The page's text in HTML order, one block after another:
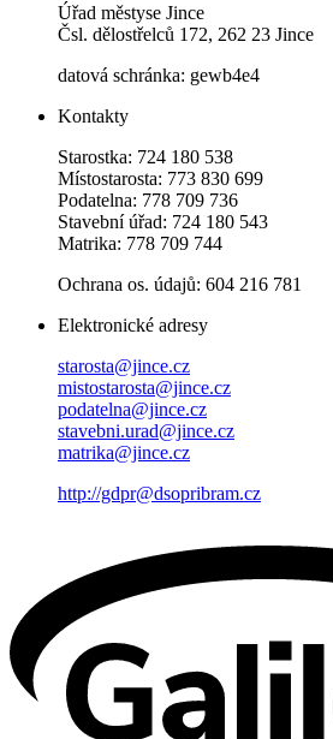
Úřad městyse Jince
Čsl. dělostřelců 172, 262 23 Jince
datová schránka: gewb4e4
Kontakty
Starostka: 724 180 538
Místostarosta: 773 830 699
Podatelna: 778 709 736
Stavební úřad: 724 180 543
Matrika: 778 709 744
Ochrana os. údajů: 604 216 781
Elektronické adresy
starosta@jince.cz
mistostarosta@jince.cz
podatelna@jince.cz
stavebni.urad@jince.cz
matrika@jince.cz
http://gdpr@dsopribram.cz